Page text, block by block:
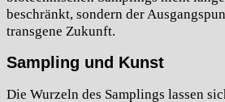
beschränkt, sondern der
transgene Zukunft.
Sampling und Kunst
Die Wurzeln des Samplings lassen